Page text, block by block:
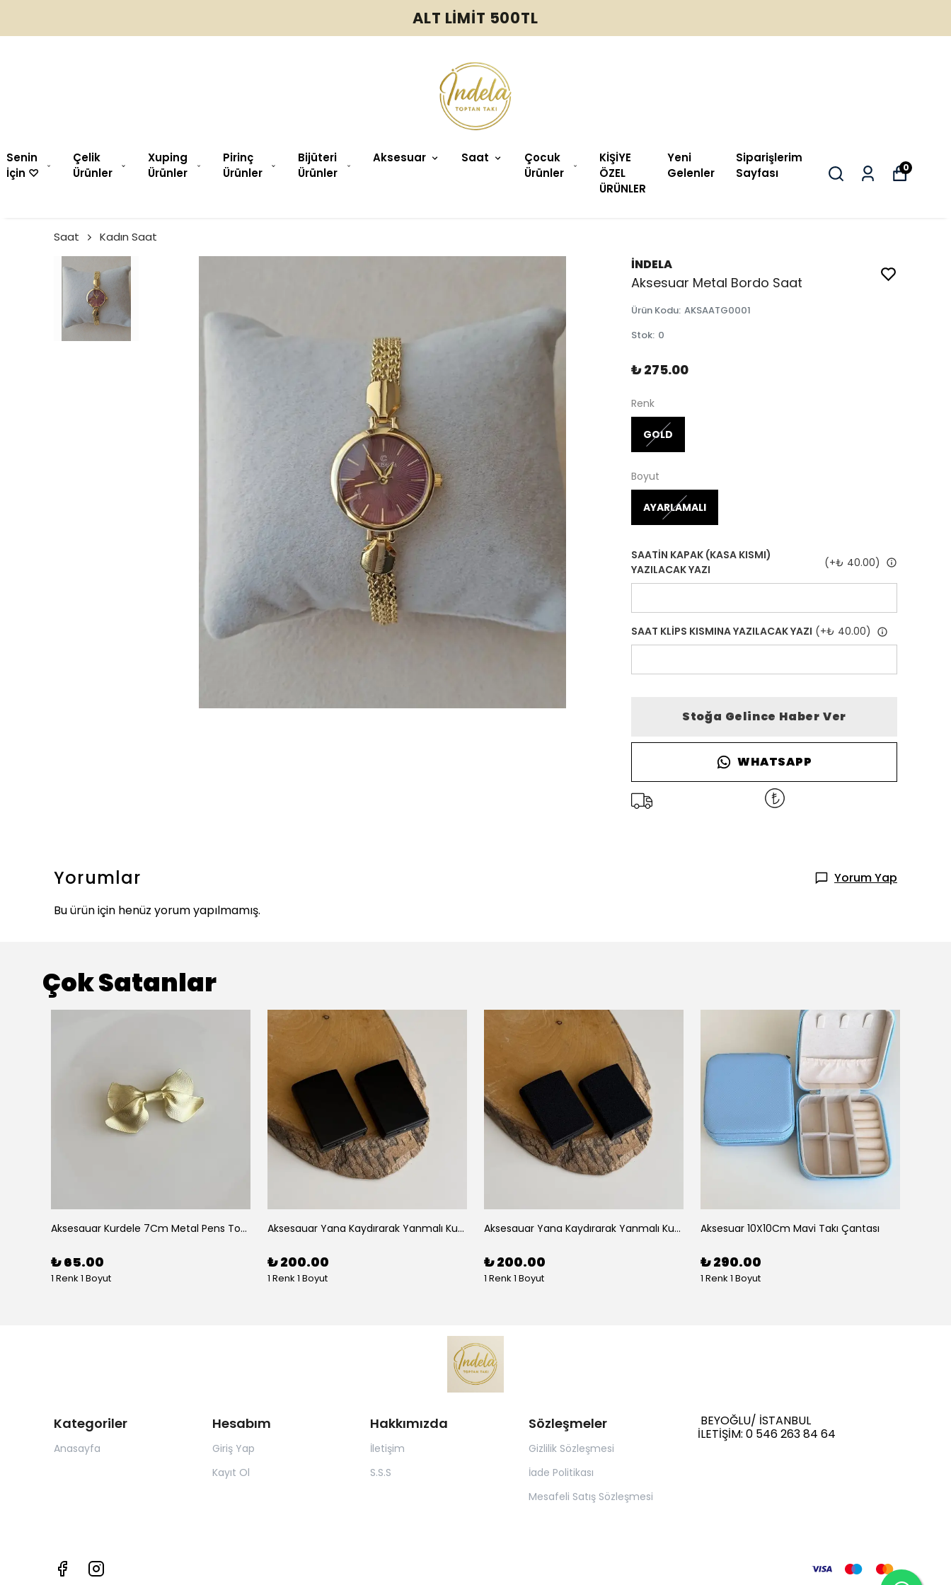
ALT LİMİT 500TL
Senin
İçin ♡︎
Çelik
Ürünler
Xuping
Ürünler
Pirinç
Ürünler
Bijüteri
Ürünler
Aksesuar Saat
Çocuk
Ürünler
KİŞİYE
ÖZEL
ÜRÜNLER
Yeni
Gelenler
Siparişlerim
Sayfası
0
Saat Kadın Saat
İNDELA
Aksesuar Metal Bordo Saat
Ürün Kodu: AKSAATG0001
Stok: 0
₺ 275.00
Renk
GOLD
Boyut
AYARLAMALI
SAATİN KAPAK (KASA KISMI)
YAZILACAK YAZI
(+₺ 40.00)
SAAT KLİPS KISMINA YAZILACAK YAZI (+₺ 40.00)
Stoğa Gelince Haber Ver
WHATSAPP
Yorumlar
Yorum Yap
Bu ürün için henüz yorum yapılmamış.
Çok Satanlar
Aksesauar Kurdele 7Cm Metal Pens Toka
₺ 65.00
1 Renk 1 Boyut
Aksesauar Yana Kaydırarak Yanmalı Kum Siyah Çakmak
₺ 200.00
1 Renk 1 Boyut
Aksesauar Yana Kaydırarak Yanmalı Kum Siyah Çakmak
₺ 200.00
1 Renk 1 Boyut
Aksesuar 10X10Cm Mavi Takı Çantası
₺ 290.00
1 Renk 1 Boyut
Kategoriler
Anasayfa
Hesabım
Giriş Yap
Kayıt Ol
Hakkımızda
İletişim
S.S.S
Sözleşmeler
Gizlilik Sözleşmesi
İade Politikası
Mesafeli Satış Sözleşmesi
BEYOĞLU/ İSTANBUL
İLETİŞİM: 0 546 263 84 64